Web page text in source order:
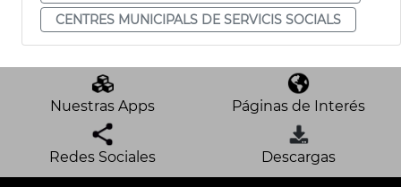
CENTRES MUNICIPALS DE SERVICIS SOCIALS
Nuestras Apps Páginas de Interés
Redes Sociales Descargas